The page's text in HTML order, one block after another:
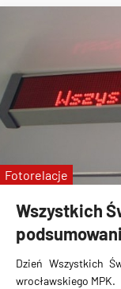
Wszystkich
Dzień Wszystkich
wrocławskiego MPK.
Fotorelacje